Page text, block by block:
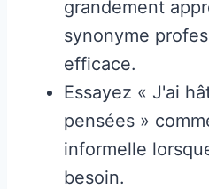
grandement
synonyme
efficace.
Essayez « J'ai
pensées »
informelle
besoin.